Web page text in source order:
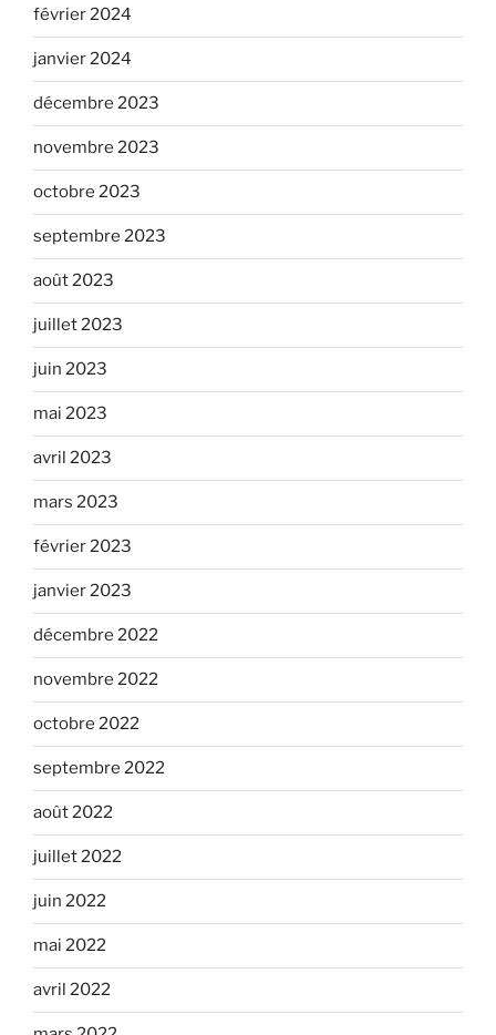
février 2024
janvier 2024
décembre 2023
novembre 2023
octobre 2023
septembre 2023
août 2023
juillet 2023
juin 2023
mai 2023
avril 2023
mars 2023
février 2023
janvier 2023
décembre 2022
novembre 2022
octobre 2022
septembre 2022
août 2022
juillet 2022
juin 2022
mai 2022
avril 2022